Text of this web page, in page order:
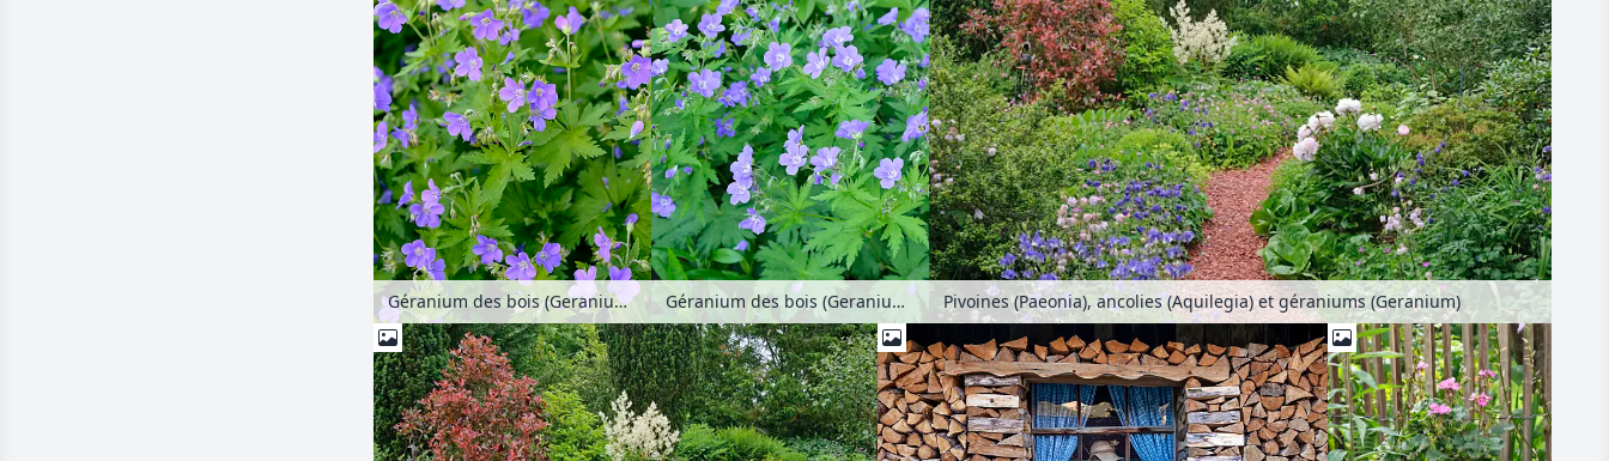
Géranium des bois (Geranium sylvaticum 'Mayflower') Géranium des bois (Geranium sylvaticum 'Meran') Pivoines (Paeonia), ancolies (Aquilegia) et géraniums (Geranium)